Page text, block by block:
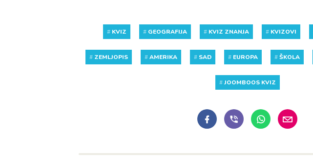
# KVIZ # GEOGRAFIJA # KVIZ ZNANJA # KVIZOVI
# ZEMLJOPIS #AMERIKA # SAD # EUROPA #ŠKOLA
#JOOMBOOS KVIZ